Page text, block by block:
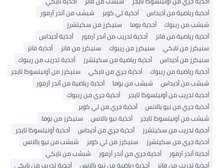
أحذية رياضية من أديداس
أحذية لي كوبر
شبشب من أندر آرمور
شبشب من ريبوك
أحذية بوما
سنيكرز من سكيتشرز
أحذية رياضية من فانز
أحذية تدريب من أندر آرمور
أحذية أديداس
سنيكرز من نايكي
سنيكرز من ريبوك سنيكرز من فانز
أحذية فانز
سنيكرز من أديداس
أحذية رياضية من سكيتشرز
أحذية تدريب من ريبوك
أحذية رياضية من ريبوك
أحذية جري من نايكي
سنيكرز من أونيتسوكا تايجر
شبشب من أديداس
شبشب من بوما
أحذية رياضية من أندر آرمور
أحذية تدريب من أونيتسوكا تايجر
أحذية جري من ريبوك
أحذية جري من نيو بالانس
أحذية جري من لي كوبر
شبشب من أونيتسوكا تايجر
أحذية نيو بالانس
سنيكرز من بوما
أحذية تدريب من سكيتشرز
أحذية جري من أديداس
أحذية أونيتسوكا تايجر
أحذية جري من سكيتشرز
سنيكرز من لي كوبر
شبشب من نيو بالانس
أحذية أندر آرمور
أحذية جري من أندر آرمور
شبشب من نايكي
أحذية تدريب من فانز
أحذية رياضية من نيو بالانس
أحذية تدريب من نايكي